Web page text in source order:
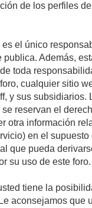
de los perfiles
el único
Además,
toda
cualquier sitio
y sus subsidiarios.
reservan el
otra información
en el supuesto
que pueda
su uso de este foro.
tiene la
aconsejamos que